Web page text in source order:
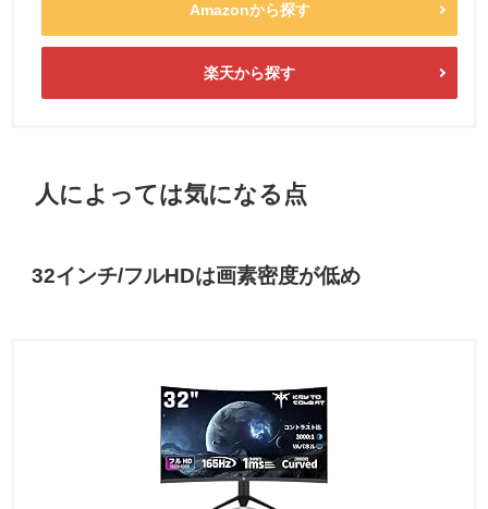
Amazonから探す
楽天から探す
人によっては気になる点
32インチ/フルHDは画素密度が低め